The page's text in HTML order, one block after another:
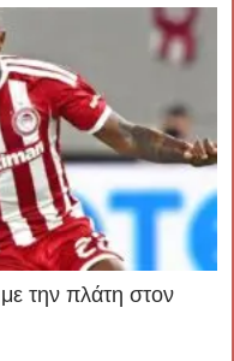
την πλάτη στον